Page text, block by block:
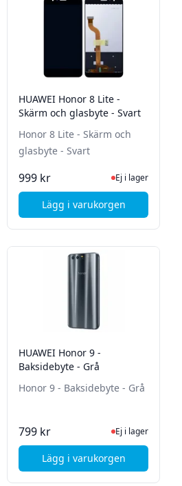
produktsidan för senaste status
HUAWEI Honor 8 Lite -
Skärm och glasbyte - Svart
Honor 8 Lite - Skärm och
glasbyte - Svart
999 kr Ej i lager, besök
Ej i lager
Lägg i varukorgen, HUAWEI Honor 8
produktsidan för senaste status
- Baksidebyte - Phantom Black
HUAWEI Honor 9 -
Baksidebyte - Grå
Honor 9 - Baksidebyte - Grå
799 kr Ej i lager, besök
Ej i lager
Lägg i varukorgen, HUAWEI Honor 9 -